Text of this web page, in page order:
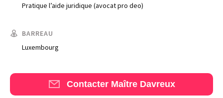
Une start-up 100% indépendante
Pratique l’aide juridique (avocat pro deo)
BARREAU
Luxembourg
Contacter Maître Davreux